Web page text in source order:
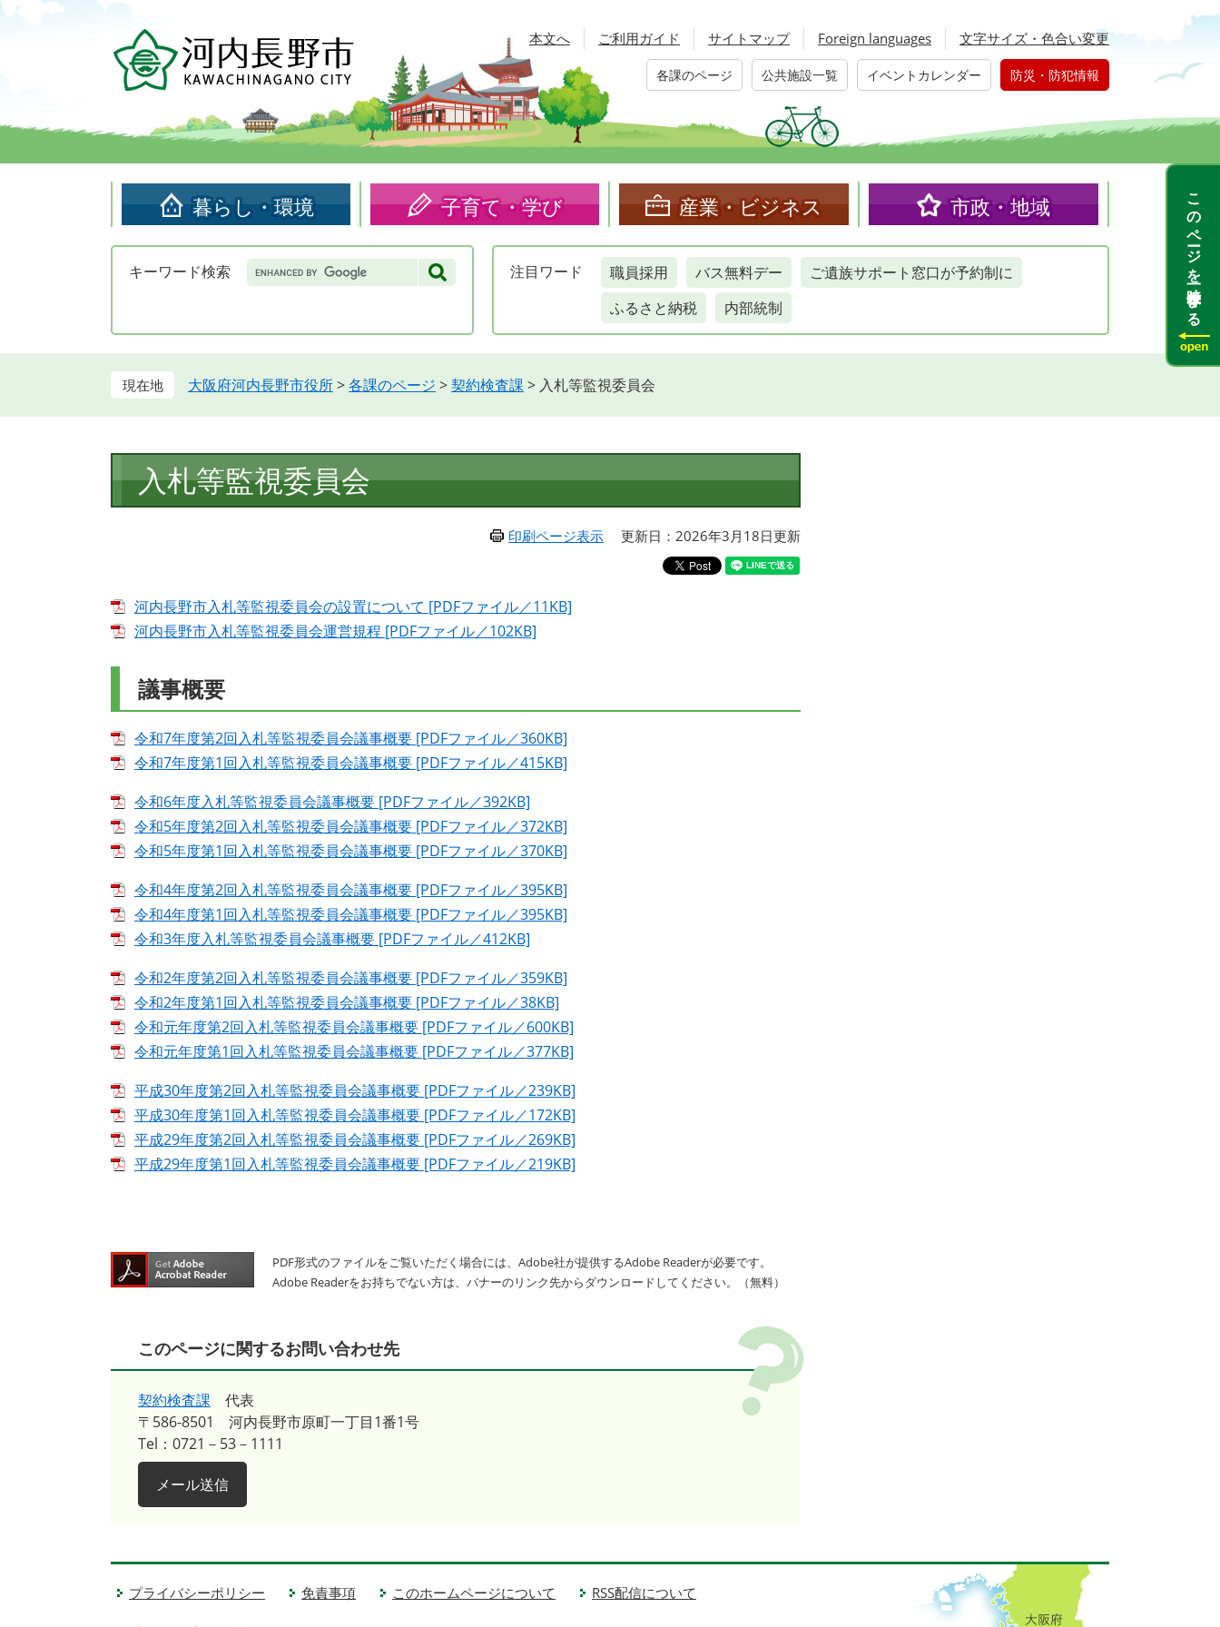
頭
す。
飛
し
本文へ ご利用ガイド サイトマップ Foreign languages 文字サイズ・色合い変更
各課のページ 公共施設一覧 イベントカレンダー 防災・防犯情報
暮らし・環境 子育て・学び 産業・ビジネス 市政・地域
キーワード検索 Google
カ
検
注目 ワード 職員採用 バス無料デー
ご遺族サポート窓口が予約制に
ふるさと納税
内部統制
大阪府河内長野市役所>各課のページ >契約検査課 > 入札等監視委員会
文
入札等監視委員会
印刷ページ表示 更新日：2026年3月18日更新
河内長野市入札等監視委員会の設置について [PDFファイル／11KB]
河内長野市入札等監視委員会運営規程 [PDFファイル／102KB]
議事概要
令和7年度第2回入札等監視委員会議事概要 [PDFファイル／360KB]
令和7年度第1回入札等監視委員会議事概要 [PDFファイル／415KB]
令和6年度入札等監視委員会議事概要 [PDFファイル／392KB]
令和5年度第2回入札等監視委員会議事概要 [PDFファイル／372KB]
令和5年度第1回入札等監視委員会議事概要 [PDFファイル／370KB]
令和4年度第2回入札等監視委員会議事概要 [PDFファイル／395KB]
令和4年度第1回入札等監視委員会議事概要 [PDFファイル／395KB]
令和3年度入札等監視委員会議事概要 [PDFファイル／412KB]
令和2年度第2回入札等監視委員会議事概要 [PDFファイル／359KB]
令和2年度第1回入札等監視委員会議事概要 [PDFファイル／38KB]
令和元年度第2回入札等監視委員会議事概要 [PDFファイル／600KB]
令和元年度第1回入札等監視委員会議事概要 [PDFファイル／377KB]
平成30年度第2回入札等監視委員会議事概要 [PDFファイル／239KB]
平成30年度第1回入札等監視委員会議事概要 [PDFファイル／172KB]
平成29年度第2回入札等監視委員会議事概要 [PDFファイル／269KB]
平成29年度第1回入札等監視委員会議事概要 [PDFファイル／219KB]
PDF形式のファイルをご覧いただく場合には、Adobe社が提供するAdobe Readerが必要です。
Adobe Readerをお持ちでない方は、バナーのリンク先からダウンロードしてください。（無料）
このページに関するお問い合わせ先
契約検査課
代表
〒586-8501
河内長野市原町一丁目1番1号
Tel：0721－53－1111
メール送信
プライバシーポリシー 免責事項 このホームページについて RSS配信について
このページを一時保存する